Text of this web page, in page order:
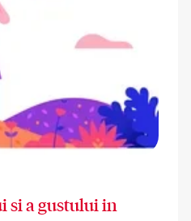
si a gustului in